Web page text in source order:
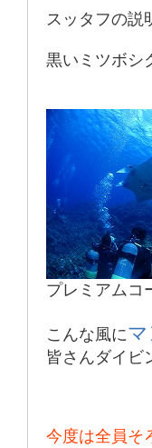
スッタフの説
黒いミツボシ
プレミアムコ
こんな風にマ
皆さんダイビ
今度は全員そ